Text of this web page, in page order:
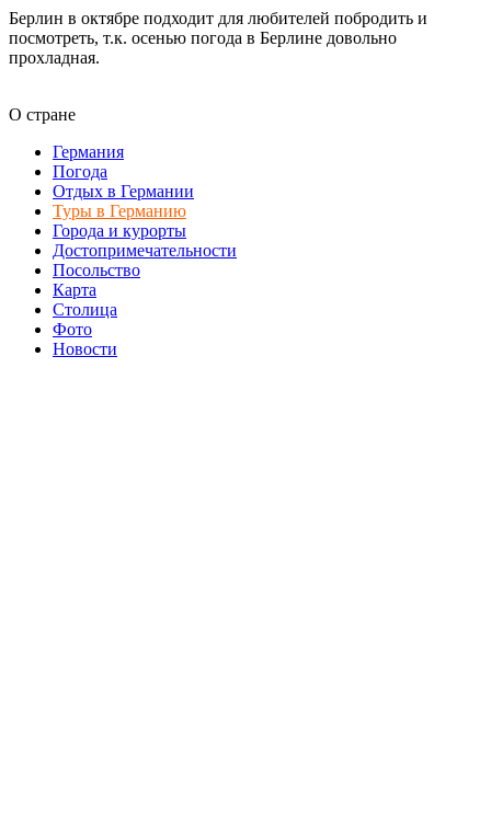
Берлин в октябре подходит для любителей побродить и
посмотреть, т.к. осенью погода в Берлине довольно
прохладная.
О стране
Германия
Погода
Отдых в Германии
Туры в Германию
Города и курорты
Достопримечательности
Посольство
Карта
Столица
Фото
Новости